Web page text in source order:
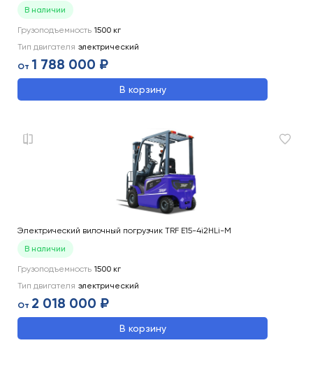
В наличии
Грузоподъемность 1500 кг
Тип двигателя электрический
От 1 788 000 ₽
В корзину
Электрический вилочный погрузчик TRF E15-4i2HLi-M
В наличии
Грузоподъемность 1500 кг
Тип двигателя электрический
От 2 018 000 ₽
В корзину